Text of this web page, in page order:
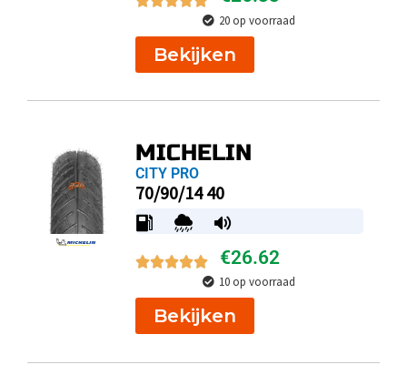
20 op voorraad
Bekijken
MICHELIN
CITY PRO
70/90/14 40
€26.62
10 op voorraad
Bekijken